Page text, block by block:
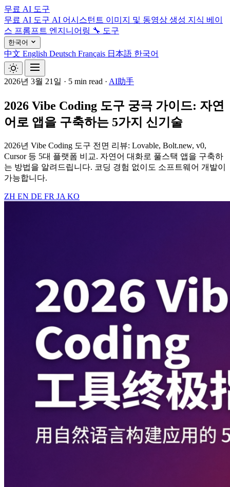
무료 AI 도구
무료 AI 도구 AI 어시스턴트 이미지 및 동영상 생성 지식 베이
스 프롬프트 엔지니어링 🔧 도구
한국어
中文 English Deutsch Français 日本語 한국어
2026년 3월 21일 · 5 min read · AI助手
2026 Vibe Coding 도구 궁극 가이드: 자연
어로 앱을 구축하는 5가지 신기술
2026년 Vibe Coding 도구 전면 리뷰: Lovable, Bolt.new, v0,
Cursor 등 5대 플랫폼 비교. 자연어 대화로 풀스택 앱을 구축하
는 방법을 알려드립니다. 코딩 경험 없이도 소프트웨어 개발이
가능합니다.
ZH EN DE FR JA KO